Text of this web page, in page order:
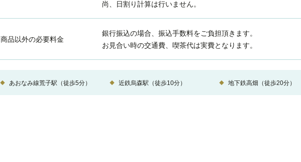
尚、日割り計算は行いません。
商品以外の必要料金
銀行振込の場合、振込手数料をご負担頂きます。
お見合い時の交通費、喫茶代は実費となります。
あおなみ線荒子駅（徒歩5分） 近鉄烏森駅（徒歩10分） 地下鉄高畑（徒歩20分）